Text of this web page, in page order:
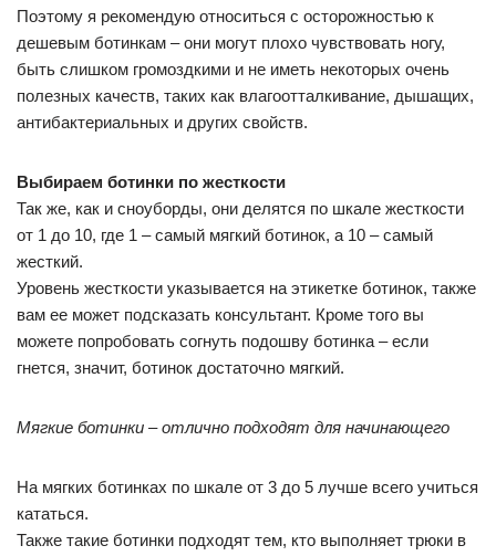
Поэтому я рекомендую относиться с осторожностью к
дешевым ботинкам – они могут плохо чувствовать ногу,
быть слишком громоздкими и не иметь некоторых очень
полезных качеств, таких как влагоотталкивание, дышащих,
антибактериальных и других свойств.
Выбираем ботинки по жесткости
Так же, как и сноуборды, они делятся по шкале жесткости
от 1 до 10, где 1 – самый мягкий ботинок, а 10 – самый
жесткий.
Уровень жесткости указывается на этикетке ботинок, также
вам ее может подсказать консультант. Кроме того вы
можете попробовать согнуть подошву ботинка – если
гнется, значит, ботинок достаточно мягкий.
Мягкие ботинки – отлично подходят для начинающего
На мягких ботинках по шкале от 3 до 5 лучше всего учиться
кататься.
Также такие ботинки подходят тем, кто выполняет трюки в